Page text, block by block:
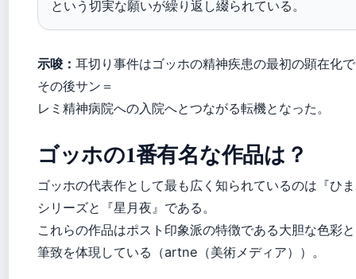
という切実な願いが繰り返し綴られている。
示唆： 耳切り事件はゴッホの精神疾患の最初の顕在化
その後サン＝
レミ精神病院への入院へとつながる転機となった。
ゴッホの1番有名な作品は？
ゴッホの代表作として最も広く知られているのは『ひ
シリーズと『星月夜』である。
これらの作品はポスト印象派の特徴である大胆な色彩
筆致を体現している（artne（美術メディア））。